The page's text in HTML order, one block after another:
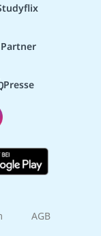
Partner
Presse
AGB